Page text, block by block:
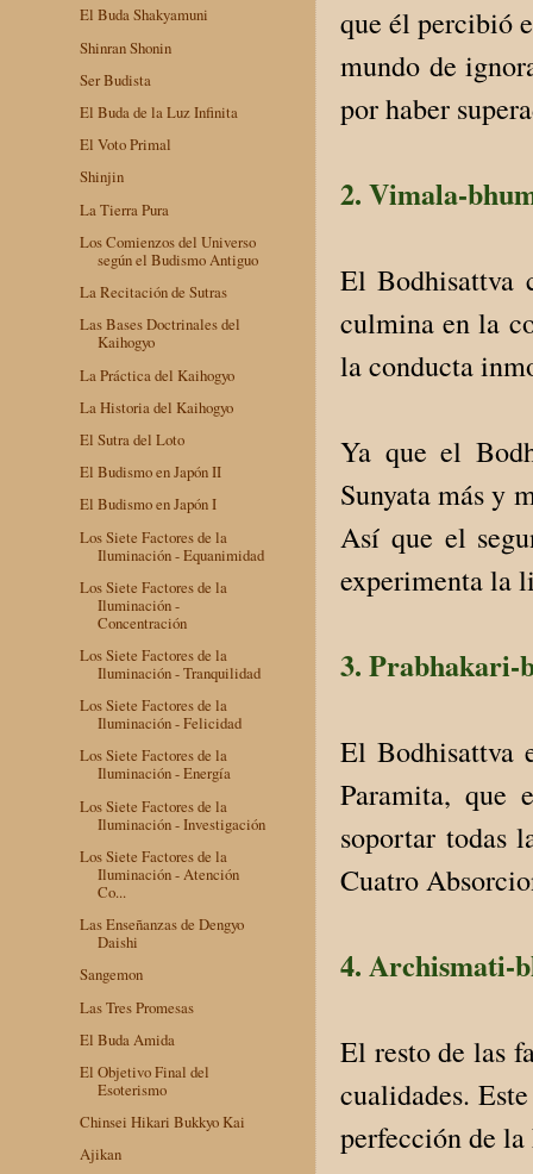
que él percibió
mundo de
por haber
2. Vimala-
El Bodhisattva
culmina en la
la conducta
Ya que el
Sunyata más y
Así que el
experimenta la
3. Prabhakari-
El Bodhisattva
Paramita, que
soportar todas
Cuatro
4. Archismati-
El resto de las
cualidades.
perfección de
El Buda Shakyamuni
Shinran Shonin
Ser Budista
El Buda de la Luz Infinita
El Voto Primal
Shinjin
La Tierra Pura
Los Comienzos del Universo
según el Budismo Antiguo
La Recitación de Sutras
Las Bases Doctrinales del
Kaihogyo
La Práctica del Kaihogyo
La Historia del Kaihogyo
El Sutra del Loto
El Budismo en Japón II
El Budismo en Japón I
Los Siete Factores de la
Iluminación - Equanimidad
Los Siete Factores de la
Iluminación -
Concentración
Los Siete Factores de la
Iluminación - Tranquilidad
Los Siete Factores de la
Iluminación - Felicidad
Los Siete Factores de la
Iluminación - Energía
Los Siete Factores de la
Iluminación - Investigación
Los Siete Factores de la
Iluminación - Atención
Co...
Las Enseñanzas de Dengyo
Daishi
Sangemon
Las Tres Promesas
El Buda Amida
El Objetivo Final del
Esoterismo
Chinsei Hikari Bukkyo Kai
Ajikan